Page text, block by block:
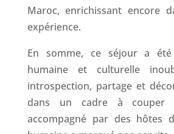
Maroc, enrichissant encore
expérience.
En somme, ce séjour a
humaine et culturelle
introspection, partage et
dans un cadre à couper
accompagné par des hôtes